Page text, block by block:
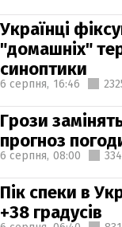
Українці
"домашніх"
синоптики
6 серпня, 16:46
Грози
прогноз
6 серпня, 08:00
Пік спеки в
+38 градусів